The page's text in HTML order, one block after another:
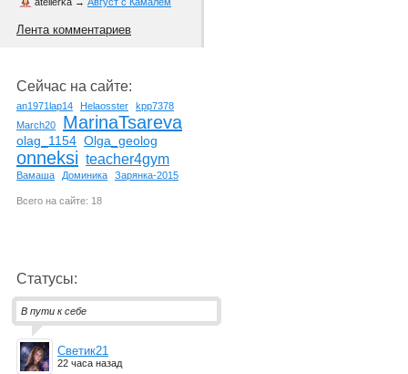
atelierka → Август с Камалем
Лента комментариев
Сейчас на сайте:
an1971lap14 Helaosster
kpp7378
March20
MarinaTsareva
olag_1154 Olga_geolog
onneksi teacher4gym
Вамаша Доминика Зарянка-2015
Всего на сайте: 18
Статусы:
В пути к себе
Светик21
22 часа назад